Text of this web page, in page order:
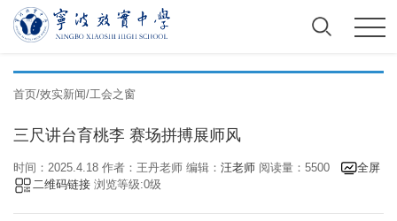
首页/效实新闻/工会之窗
三尺讲台育桃李 赛场拼搏展师风
时间：2025.4.18 作者：王丹老师 编辑： 汪老师 阅读量：5500
全屏
二维码链接 浏览等级:0级